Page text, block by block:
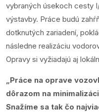
vybraných úsekoch cesty
výstavby. Práce budú
dotknutých zariadení,
následne realizáciu
Opravy si vyžiadajú aj
„Práce na oprave
dôrazom na
Snažíme sa tak čo